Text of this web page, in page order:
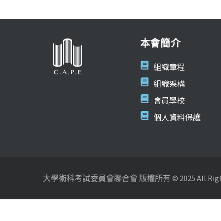
本會簡介
組織章程
組織架構
會員學校
個人資料保護
大學術科考試委員會聯合會 版權所有 © 2025 All